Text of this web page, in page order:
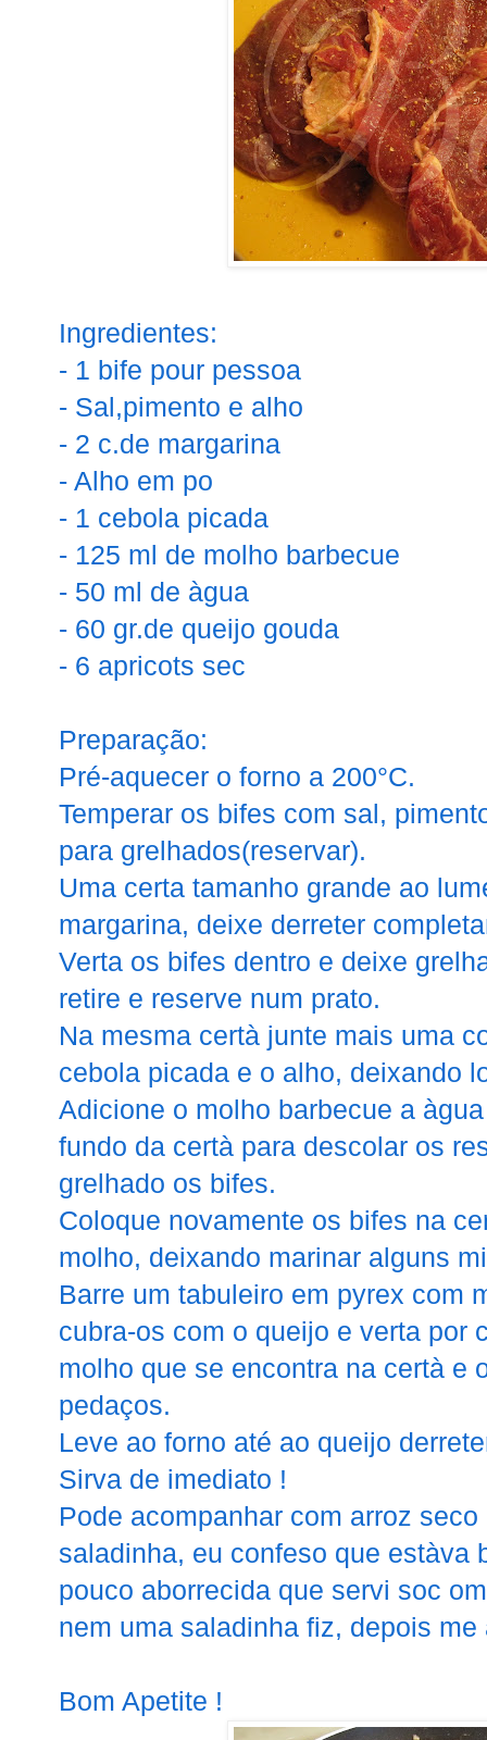
Ingredientes:
- 1 bife pour pessoa
- Sal,pimento e alho
- 2 c.de margarina
- Alho em po
- 1 cebola picada
- 125 ml de molho barbecue
- 50 ml de àgua
- 60 gr.de queijo gouda
- 6 apricots sec
Preparação:
Pré-aquecer o forno a 200°C.
Temperar os bifes com sal,
para grelhados(reservar).
Uma certa tamanho grande ao
margarina, deixe derreter
Verta os bifes dentro e deixe
retire e reserve num prato.
Na mesma certà junte mais uma
cebola picada e o alho, deixando
Adicione o molho barbecue a
fundo da certà para descolar os
grelhado os bifes.
Coloque novamente os bifes na
molho, deixando marinar alguns
Barre um tabuleiro em pyrex com
cubra-os com o queijo e verta por
molho que se encontra na certà e
pedaços.
Leve ao forno até ao queijo
Sirva de imediato !
Pode acompanhar com arroz
saladinha, eu confeso que estàva
pouco aborrecida que servi soc
nem uma saladinha fiz, depois me
Bom Apetite !